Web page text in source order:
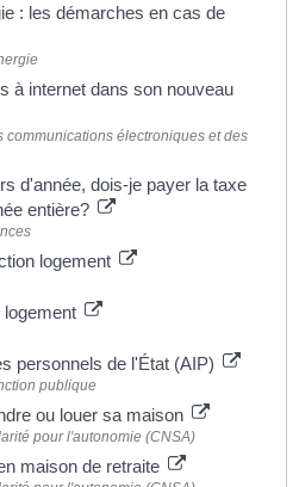
: les démarches en cas de
à internet dans son nouveau
communications électroniques et des
d'année, dois-je payer la taxe
entière?
logement
personnels de l'État (AIP)
publique
ou louer sa maison
pour l'autonomie (CNSA)
maison de retraite